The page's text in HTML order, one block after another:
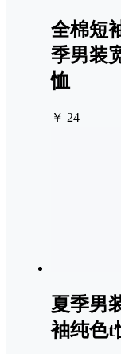
全棉短
季男装
恤
￥ 24
夏季男
袖纯色t